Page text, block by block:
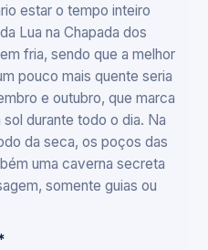
estar o tempo inteiro
Lua na Chapada dos
fria, sendo que a melhor
pouco mais quente seria
e outubro, que marca
durante todo o dia. Na
da seca, os poços das
uma caverna secreta
somente guias ou